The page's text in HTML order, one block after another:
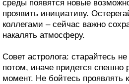
среды появятся новые
проявить инициативу.
коллегами – сейчас важно
накалять атмосферу.
Совет астролога: старайтесь
потом, иначе придется спешно
момент. Не бойтесь проявлять